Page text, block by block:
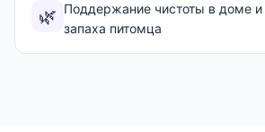
🌿 Поддержание чистоты в доме и
запаха питомца